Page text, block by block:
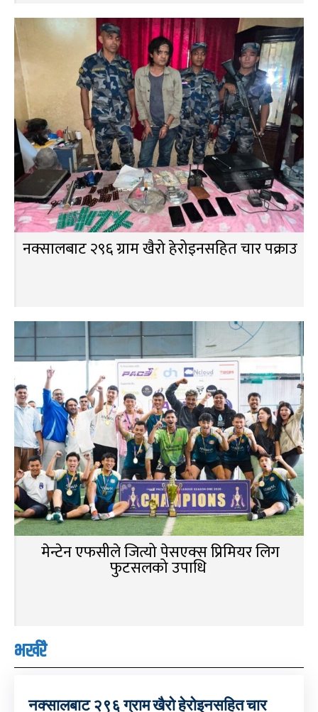
नक्सालबाट २९६ ग्राम खैरो हेरोइनसहित चार पक्राउ
मेन्टेन एफसीले जित्यो पेसएक्स प्रिमियर लिग
फुटसलको उपाधि
भर्खरै
नक्सालबाट २९६ ग्राम खैरो हेरोइनसहित चार